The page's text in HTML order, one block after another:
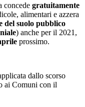
concede gratuitamente
alimentari e azzera
del suolo pubblico
) anche per il 2021,
prossimo.
dallo scorso
ai Comuni con il